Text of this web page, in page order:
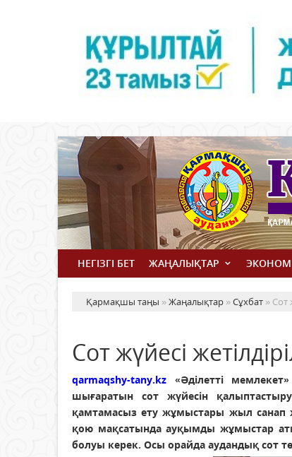
НЕГІЗГІ БЕТ ЖАҢАЛЫҚТАР
Қармақшы таңы »Жаңалықтар »Сұхбат » Сот
Сот жүйесі
qarmaqshy-tany.kz «Әділетті
шығаратын сот жүйесін
қамтамасыз ету жұмыстары жыл санап
қою мақсатында ауқымды жұмыстар
болуы керек. Осы орайда аудандық сот